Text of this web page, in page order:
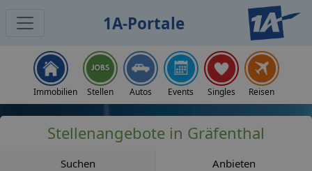
1A-Portale
Immobilien Stellen Autos Events Singles Reisen
Stellenangebote in Gräfenthal
Suchen Anbieten